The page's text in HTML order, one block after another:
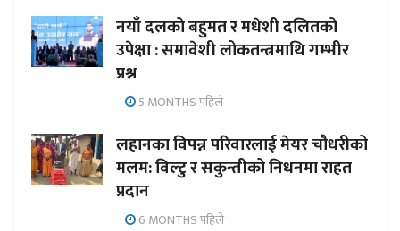
नयाँ दलको बहुमत र मधेशी दलितको
उपेक्षा : समावेशी लोकतन्त्रमाथि गम्भीर
प्रश्न
5 MONTHS पहिले
लहानका विपन्न परिवारलाई मेयर चौधरीको
मलम: विल्टु र सकुन्तीको निधनमा राहत
प्रदान
6 MONTHS पहिले